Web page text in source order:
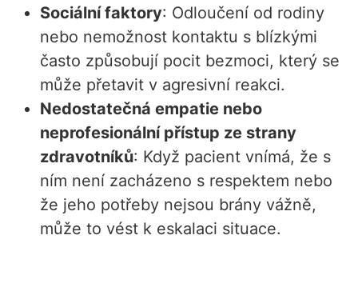
Sociální faktory: Odloučení od rodiny
nebo nemožnost kontaktu s blízkými
často způsobují pocit bezmoci, který se
může přetavit v agresivní reakci.
Nedostatečná empatie nebo
neprofesionální přístup ze strany
zdravotníků: Když pacient vnímá, že s
ním není zacházeno s respektem nebo
že jeho potřeby nejsou brány vážně,
může to vést k eskalaci situace.